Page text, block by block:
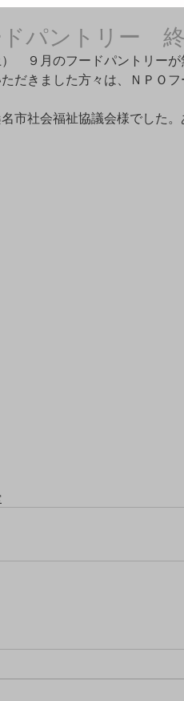
ドパントリー
　９月のフードパントリーが
だきました方々は、ＮＰＯ
市社会福祉協議会様でした。